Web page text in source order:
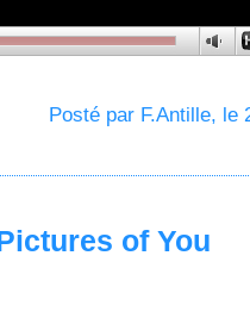
Posté par F.Antille, le
of You